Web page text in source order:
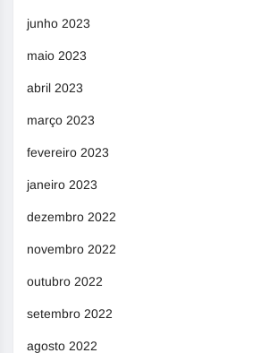
junho 2023
maio 2023
abril 2023
março 2023
fevereiro 2023
janeiro 2023
dezembro 2022
novembro 2022
outubro 2022
setembro 2022
agosto 2022